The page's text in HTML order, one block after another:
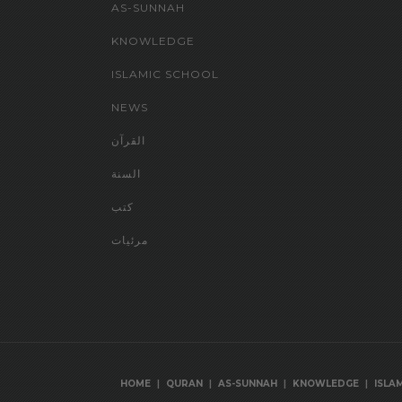
AS-SUNNAH
KNOWLEDGE
ISLAMIC SCHOOL
NEWS
القرآن
السنة
كتب
مرئيات
HOME | QURAN | AS-SUNNAH | KNOWLEDGE |